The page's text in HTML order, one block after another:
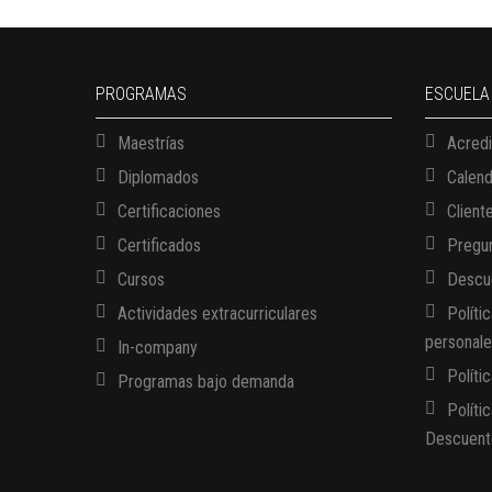
PROGRAMAS
Maestrías
Diplomados
Certificaciones
Certificados
Cursos
Actividades extracurriculares
In-company
Programas bajo demanda